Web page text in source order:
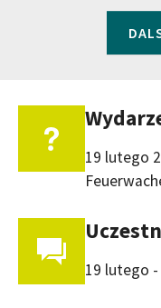
19 lutego
19 lutego -